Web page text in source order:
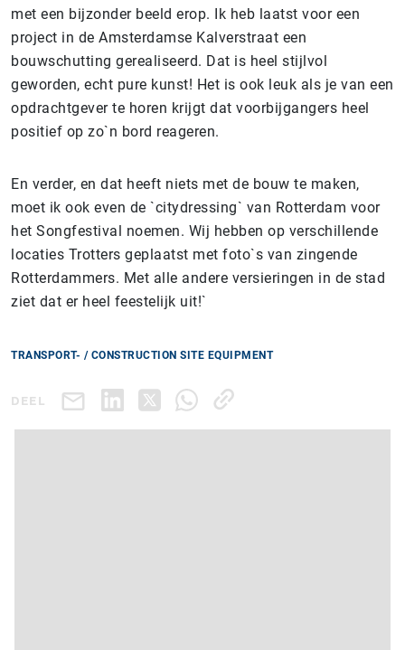
met een bijzonder beeld erop. Ik heb laatst voor een
project in de Amsterdamse Kalverstraat een
bouwschutting gerealiseerd. Dat is heel stijlvol
geworden, echt pure kunst! Het is ook leuk als je van een
opdrachtgever te horen krijgt dat voorbijgangers heel
positief op zo`n bord reageren.
En verder, en dat heeft niets met de bouw te maken,
moet ik ook even de `citydressing` van Rotterdam voor
het Songfestival noemen. Wij hebben op verschillende
locaties Trotters geplaatst met foto`s van zingende
Rotterdammers. Met alle andere versieringen in de stad
ziet dat er heel feestelijk uit!`
TRANSPORT- / CONSTRUCTION SITE EQUIPMENT
DEEL